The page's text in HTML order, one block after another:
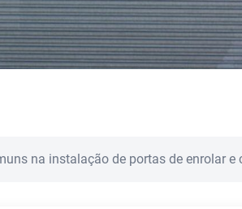
na instalação de portas de enrolar e